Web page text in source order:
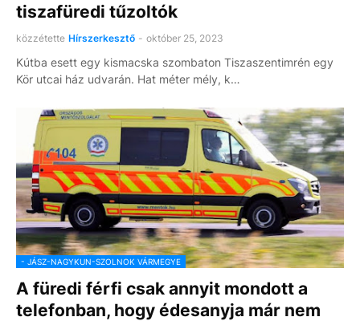
tiszafüredi tűzoltók
közzétette Hírszerkesztő - október 25, 2023
Kútba esett egy kismacska szombaton Tiszaszentimrén egy
Kör utcai ház udvarán. Hat méter mély, k…
- JÁSZ-NAGYKUN-SZOLNOK VÁRMEGYE
A füredi férfi csak annyit mondott a
telefonban, hogy édesanyja már nem